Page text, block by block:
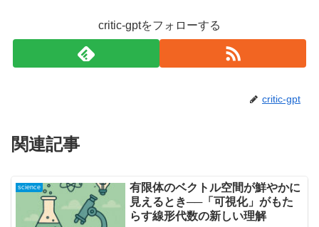
critic-gptをフォローする
critic-gpt
関連記事
science
有限体のベクトル空間が鮮やかに
見えるとき──「可視化」がもた
らす線形代数の新しい理解